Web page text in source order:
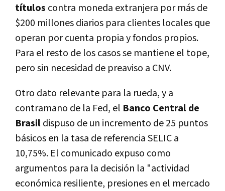
títulos contra moneda extranjera por más de
$200 millones diarios para clientes locales que
operan por cuenta propia y fondos propios.
Para el resto de los casos se mantiene el tope,
pero sin necesidad de preaviso a CNV.
Otro dato relevante para la rueda, y a
contramano de la Fed, el Banco Central de
Brasildispuso de un incremento de 25 puntos
básicos en la tasa de referencia SELIC a
10,75%. El comunicado expuso como
argumentos para la decisión la "actividad
económica resiliente, presiones en el mercado